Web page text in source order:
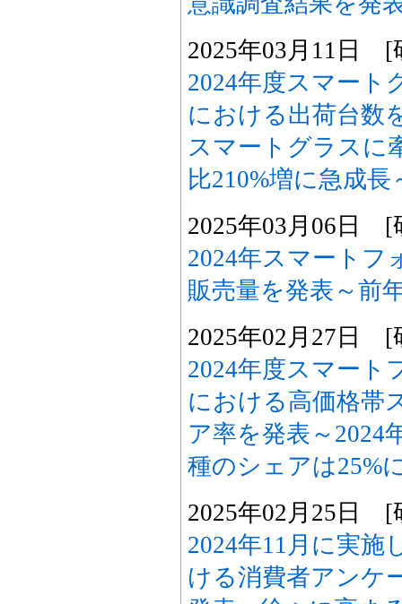
2025年03月11日 [
2024年度スマート
における出荷台数
スマートグラスに
比210%増に急成長
2025年03月06日 [
2024年スマートフ
販売量を発表～前
2025年02月27日 [
2024年度スマート
における高価格帯
ア率を発表～2024
種のシェアは25%
2025年02月25日 [
2024年11月に実施
ける消費者アンケ